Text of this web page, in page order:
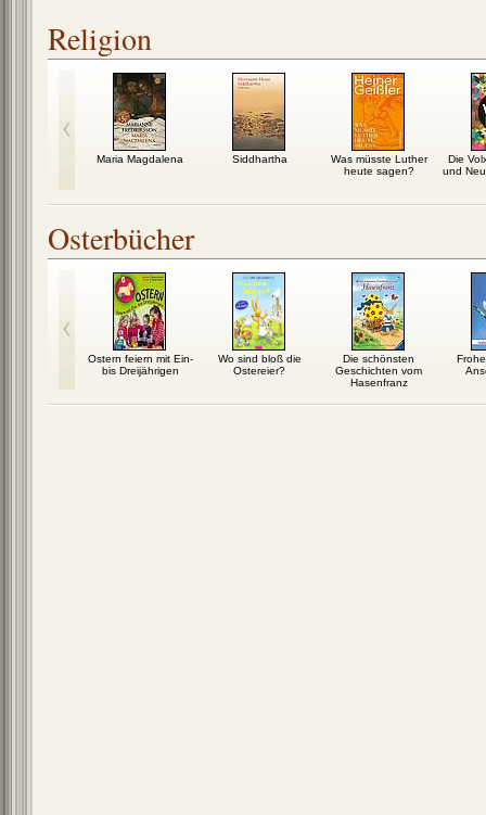
Religion
Maria Magdalena Siddhartha
Was müsste Luther
heute sagen?
Die
und
Osterbücher
Ostern feiern mit Ein-
bis Dreijährigen
Wo sind bloß die
Ostereier?
Die schönsten
Geschichten vom
Hasenfranz